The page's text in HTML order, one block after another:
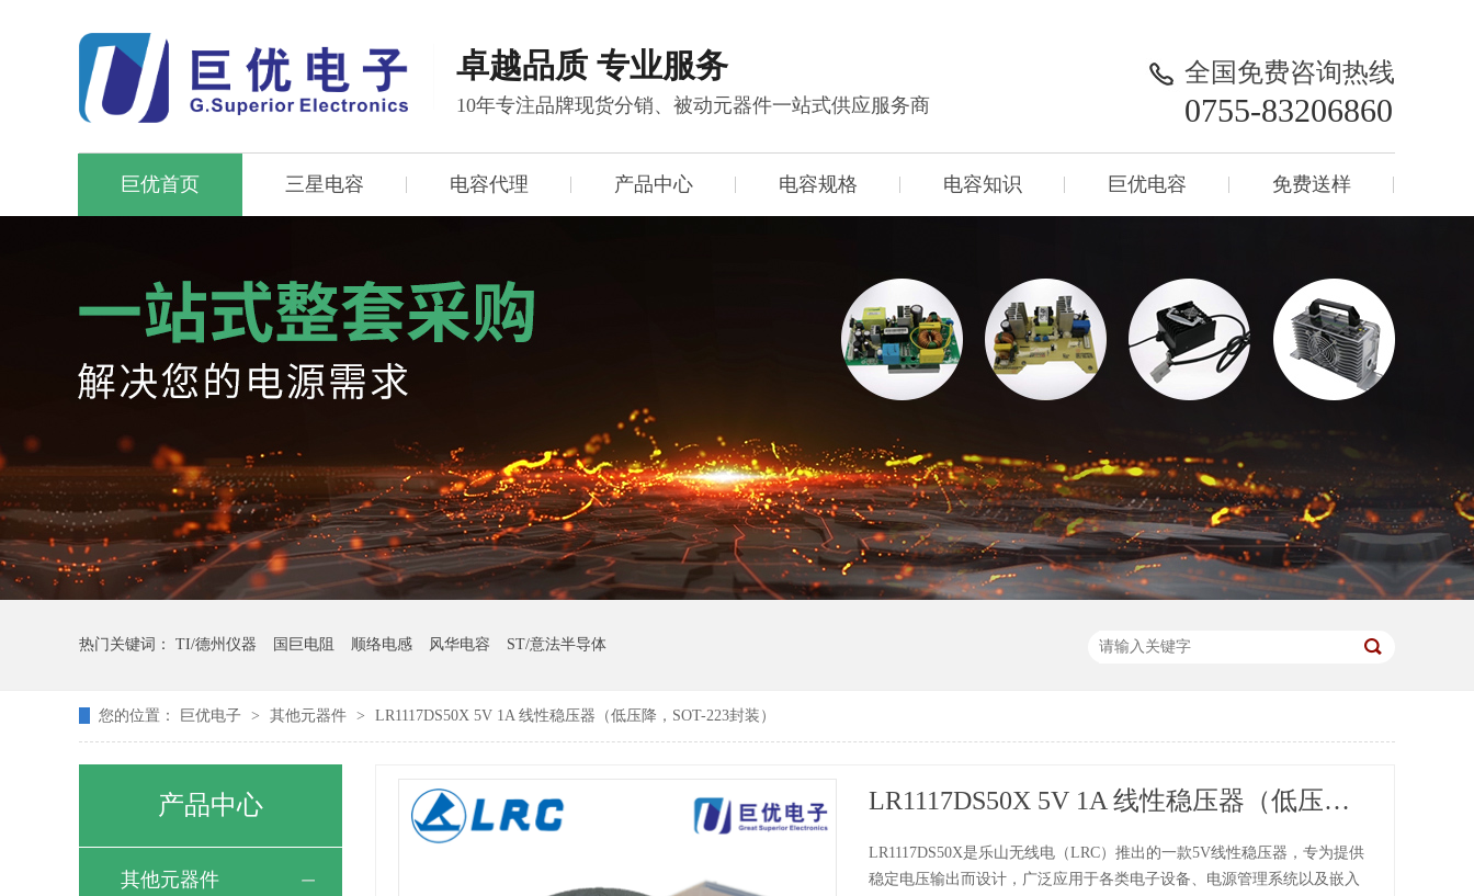
卓越品质 专业服务
10年专注品牌现货分销、被动元器件一站式供应服务商
全国免费咨询热线
0755-83206860
巨优首页 三星电容 电容代理 产品中心 电容规格 电容知识 巨优电容 免费送样
热门关键词： TI/德州仪器 国巨电阻 顺络电感 风华电容 ST/意法半导体
您的位置： 巨优电子 > 其他元器件 > LR1117DS50X 5V 1A 线性稳压器（低压降，SOT-223封装）
产品中心
其他元器件
LR1117DS50X 5V 1A 线性稳压器（低压降，SOT-223封装）
LR1117DS50X是乐山无线电（LRC）推出的一款5V线性稳压器，专为提供
稳定电压输出而设计，广泛应用于各类电子设备、电源管理系统以及嵌入